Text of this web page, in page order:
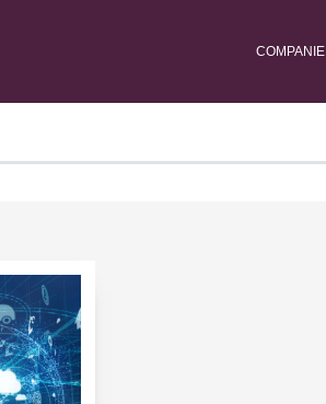
COMPANIE